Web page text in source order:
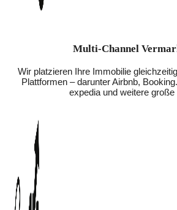
Multi-Channel
Wir platzieren Ihre Immobilie
Plattformen – darunter Airbnb,
expedia und weitere große